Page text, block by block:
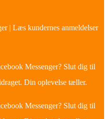
| Læs kundernes anmeldelser
Messenger? Slut dig til
Din oplevelse tæller.
Messenger? Slut dig til